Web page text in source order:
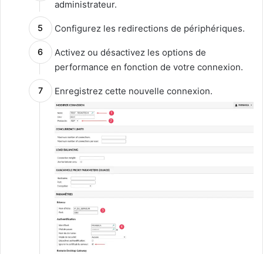
administrateur.
Configurez les redirections de périphériques.
Activez ou désactivez les options de
performance en fonction de votre connexion.
Enregistrez cette nouvelle connexion.